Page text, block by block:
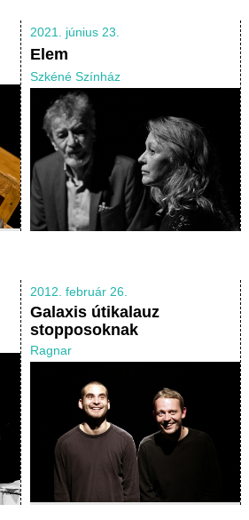
2021. június 23.
Elem
Szkéné Színház
2012. február 26.
Galaxis útikalauz
stopposoknak
Ragnar